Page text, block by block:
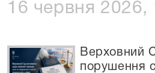
16 червня 2026,
Верховний
порушення